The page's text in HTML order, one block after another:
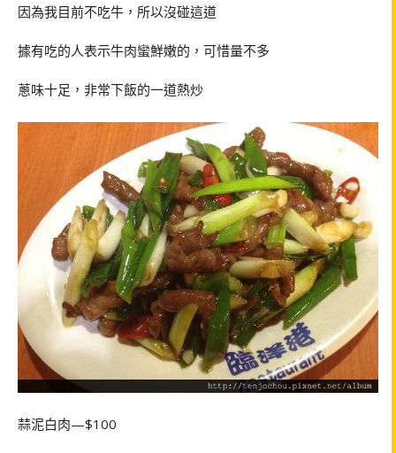
因為我目前不吃牛，所以沒碰這道
據有吃的人表示牛肉蠻鮮嫩的，可惜量不多
蔥味十足，非常下飯的一道熱炒
蒜泥白肉—$100